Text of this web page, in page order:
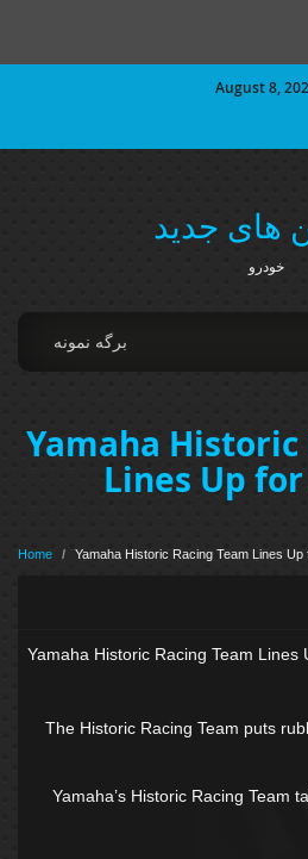
August 8,
های جدید
خودرو
برگه نمونه
Yamaha
Lines Up
Home / Yamaha Historic Racing Team Lines
Yamaha Historic Racing Team
The Historic Racing Team puts
Yamaha’s Historic Racing